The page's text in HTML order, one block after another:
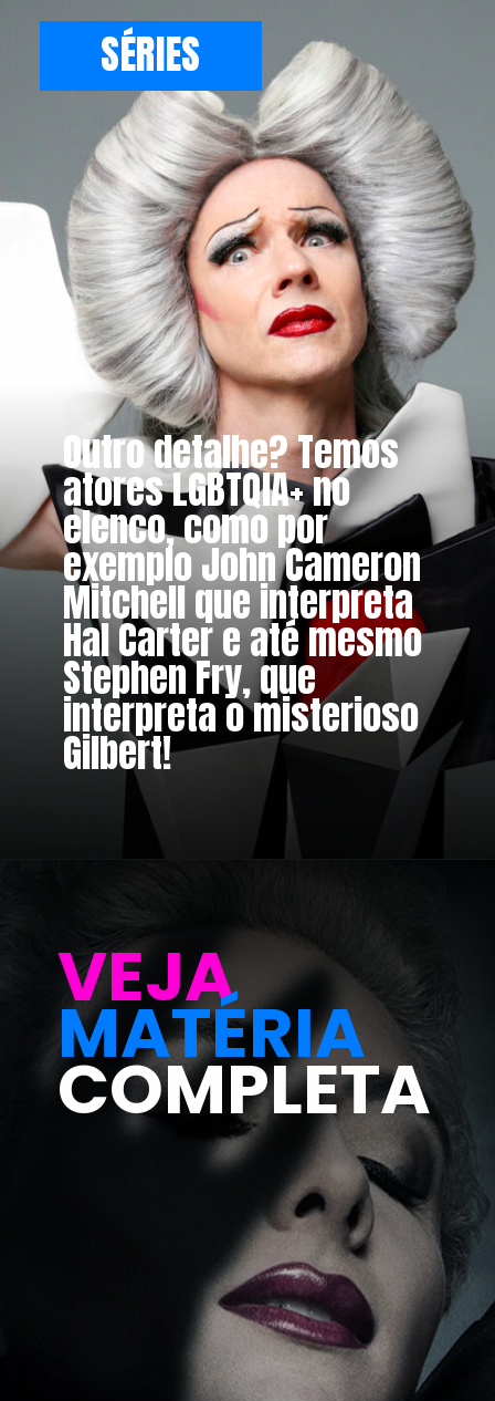
Outro detalhe? Temos
atores LGBTQIA+ no
elenco, como por
exemplo John Cameron
Mitchell que interpreta
Hal Carter e até mesmo
Stephen Fry, que
interpreta o misterioso
Gilbert!
SÉRIES
VEJA
MATÉRIA
COMPLETA